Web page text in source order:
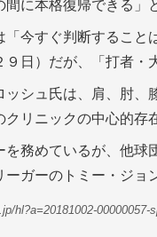
に本格復帰できる」
今すぐ判断するこ
日）だが、「打者・
ッシュ氏は、肩、肘
リニックの中心的存
を務めているが、他
ガーのトミー・ジョ
hl?a=20181002-00000057-